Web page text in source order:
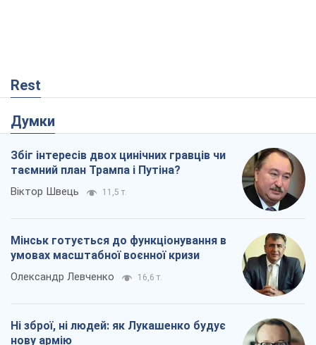
Rest
Думки
Збіг інтересів двох цинічних гравців чи
таємний план Трампа і Путіна?
Віктор Швець 11,5 т.
Мінськ готується до функціонування в
умовах масштабної воєнної кризи
Олександр Левченко 16,6 т.
Ні зброї, ні людей: як Лукашенко будує
нову армію